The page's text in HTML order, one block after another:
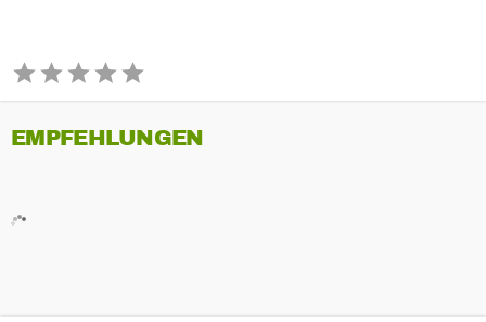
EMPFEHLUNGEN